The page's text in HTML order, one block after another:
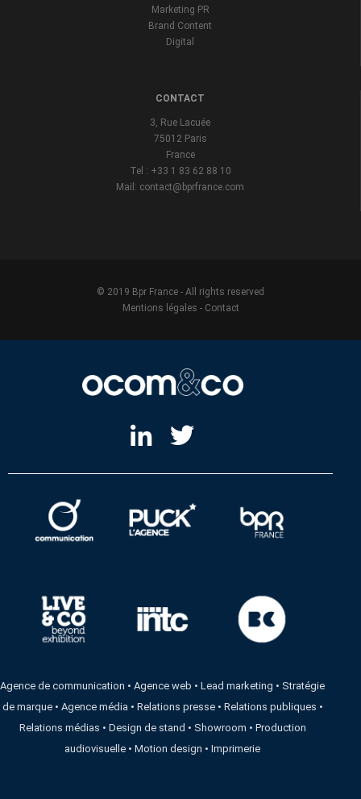
Marketing PR
Brand Content
Digital
CONTACT
3, Rue Lacuée
75012 Paris
France
Tel : +33 1 83 62 88 10
Mail: contact@bprfrance.com
© 2019 Bpr France - All rights reserved
Mentions légales - Contact
Agence de communication •Agence web •Lead marketing • Stratégie
de marque• Agence média • Relations presse• Relations publiques •
Relations médias • Design de stand • Showroom • Production
audiovisuelle •Motion design •Imprimerie